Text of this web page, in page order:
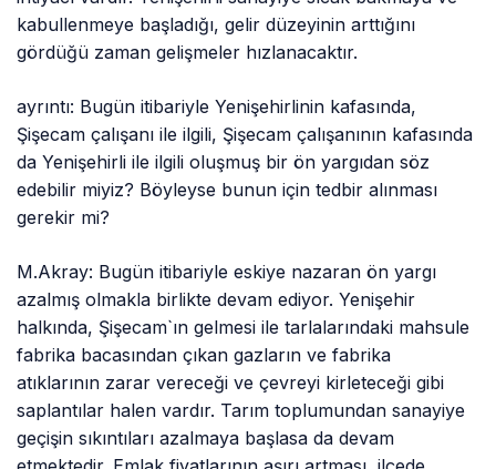
kabullenmeye başladığı, gelir düzeyinin arttığını
gördüğü zaman gelişmeler hızlanacaktır.
ayrıntı: Bugün itibariyle Yenişehirlinin kafasında,
Şişecam çalışanı ile ilgili, Şişecam çalışanının kafasında
da Yenişehirli ile ilgili oluşmuş bir ön yargıdan söz
edebilir miyiz? Böyleyse bunun için tedbir alınması
gerekir mi?
M.Akray: Bugün itibariyle eskiye nazaran ön yargı
azalmış olmakla birlikte devam ediyor. Yenişehir
halkında, Şişecam`ın gelmesi ile tarlalarındaki mahsule
fabrika bacasından çıkan gazların ve fabrika
atıklarının zarar vereceği ve çevreyi kirleteceği gibi
saplantılar halen vardır. Tarım toplumundan sanayiye
geçişin sıkıntıları azalmaya başlasa da devam